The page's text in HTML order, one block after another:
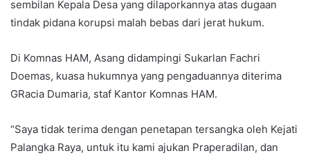
sembilan Kepala Desa yang dilaporkannya atas dugaan
tindak pidana korupsi malah bebas dari jerat hukum.
Di Komnas HAM, Asang didampingi Sukarlan Fachri
Doemas, kuasa hukumnya yang pengaduannya diterima
GRacia Dumaria, staf Kantor Komnas HAM.
“Saya tidak terima dengan penetapan tersangka oleh Kejati
Palangka Raya, untuk itu kami ajukan Praperadilan, dan